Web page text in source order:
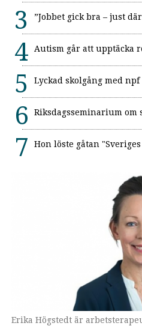
”Jobbet gick bra – just
Autism går att upptäcka
Lyckad skolgång med npf
Riksdagsseminarium om
Hon löste gåtan
Erika Högstedt är